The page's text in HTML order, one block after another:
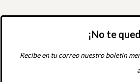
¡No te
Recibe en tu correo nuestro boletín